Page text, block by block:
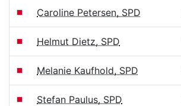
Caroline Petersen, SPD
Helmut Dietz, SPD
Melanie Kaufhold, SPD
Stefan Paulus, SPD